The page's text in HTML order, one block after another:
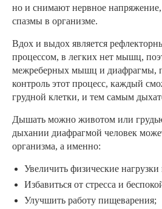
но и снимают нервное напряжение,
спазмы в организме.
Вдох и выдох является
процессом, в легких нет мышц,
межреберных мышц и диафрагмы,
контроль этот процесс, каждый
грудной клетки, и тем самым
Дышать можно животом или
дыхании диафрагмой человек
организма, а именно:
Увеличить физические
Избавиться от стресса и
Улучшить работу пищеварения;